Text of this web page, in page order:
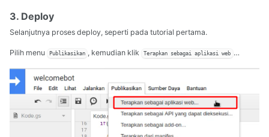
3. Deploy
Selanjutnya proses deploy, seperti pada tutorial pertama.
Pilih menu Publikasikan , kemudian klik Terapkan sebagai aplikasi web …